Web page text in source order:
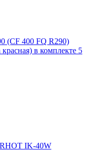
(СF 400 FQ R290)
в комплекте 5
IK-40W